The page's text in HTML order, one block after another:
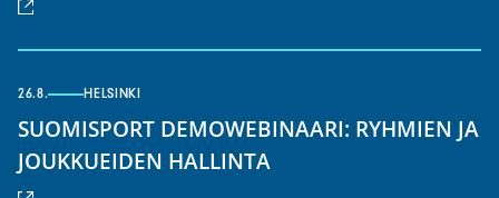
26.8. HELSINKI
SUOMISPORT DEMOWEBINAARI: RYHMIEN JA
JOUKKUEIDEN HALLINTA